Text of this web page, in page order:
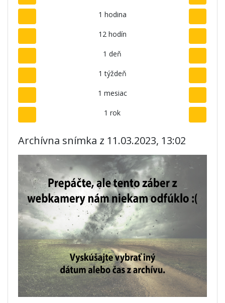
1 hodina
12 hodín
1 deň
1 týždeň
1 mesiac
1 rok
Archívna snímka z 11.03.2023, 13:02